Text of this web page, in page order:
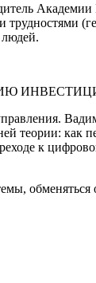
теории: как
к